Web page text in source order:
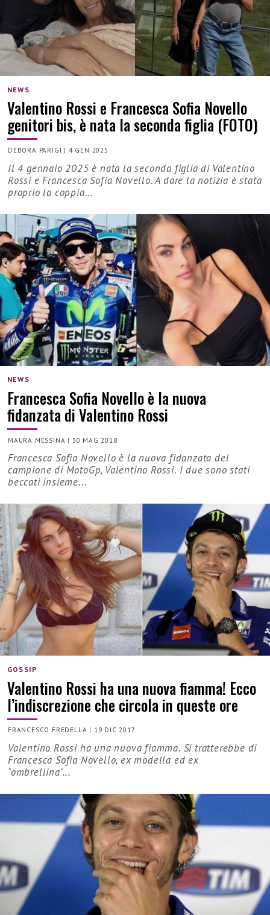
NEWS
Valentino Rossi e Francesca Sofia Novello
genitori bis, è nata la seconda figlia (FOTO)
DEBORA PARIGI | 4 GEN 2025
Il 4 gennaio 2025 è nata la seconda figlia di Valentino
Rossi e Francesca Sofia Novello. A dare la notizia è stata
proprio la coppia...
NEWS
Francesca Sofia Novello è la nuova
fidanzata di Valentino Rossi
MAURA MESSINA | 30 MAG 2018
Francesca Sofia Novello è la nuova fidanzata del
campione di MotoGp, Valentino Rossi. I due sono stati
beccati insieme...
GOSSIP
Valentino Rossi ha una nuova fiamma! Ecco
l’indiscrezione che circola in queste ore
FRANCESCO FREDELLA | 19 DIC 2017
Valentino Rossi ha una nuova fiamma. Si tratterebbe di
Francesca Sofia Novello, ex modella ed ex
"ombrellina"...